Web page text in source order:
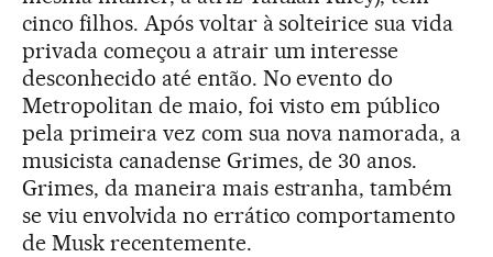
cinco filhos. Após voltar à solteirice sua vida
privada começou a atrair um interesse
desconhecido até então. No evento do
Metropolitan de maio, foi visto em público
pela primeira vez com sua nova namorada, a
musicista canadense Grimes, de 30 anos.
Grimes, da maneira mais estranha, também
se viu envolvida no errático comportamento
de Musk recentemente.